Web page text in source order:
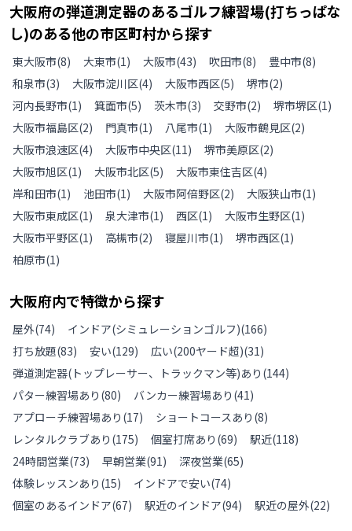
大阪府の弾道測定器のあるゴルフ練習場(打ちっぱな
し)のある他の市区町村から探す
東大阪市(8) 大東市(1) 大阪市(43) 吹田市(8) 豊中市(8)
和泉市(3) 大阪市淀川区(4) 大阪市西区(5) 堺市(2)
河内長野市(1) 箕面市(5) 茨木市(3) 交野市(2) 堺市堺区(1)
大阪市福島区(2) 門真市(1) 八尾市(1) 大阪市鶴見区(2)
大阪市浪速区(4) 大阪市中央区(11) 堺市美原区(2)
大阪市旭区(1) 大阪市北区(5) 大阪市東住吉区(4)
岸和田市(1) 池田市(1) 大阪市阿倍野区(2) 大阪狭山市(1)
大阪市東成区(1) 泉大津市(1) 西区(1) 大阪市生野区(1)
大阪市平野区(1) 高槻市(2) 寝屋川市(1) 堺市西区(1)
柏原市(1)
大阪府内で特徴から探す
屋外(74) インドア(シミュレーションゴルフ)(166)
打ち放題(83) 安い(129) 広い(200ヤード超)(31)
弾道測定器(トップレーサー、トラックマン等)あり (144)
パター練習場あり (80) バンカー練習場あり (41)
アプローチ練習場あり (17) ショートコースあり (8)
レンタルクラブあり (175) 個室打席あり (69) 駅近(118)
24時間営業(73) 早朝営業(91) 深夜営業(65)
体験レッスンあり (15) インドアで安い(74)
個室のあるインドア(67) 駅近のインドア(94) 駅近の屋外(22)